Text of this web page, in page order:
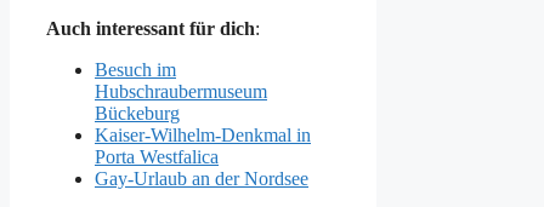
Auch interessant für dich:
Besuch im
Hubschraubermuseum
Bückeburg
Kaiser-Wilhelm-Denkmal in
Porta Westfalica
Gay-Urlaub an der Nordsee